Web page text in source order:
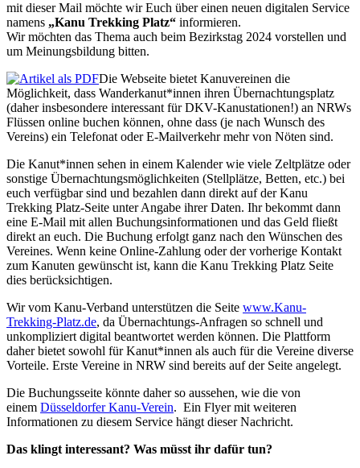
mit dieser Mail möchte wir Euch über einen neuen digitalen Service
namens „Kanu Trekking Platz“ informieren.
Wir möchten das Thema auch beim Bezirkstag 2024 vorstellen und
um Meinungsbildung bitten.
Die Webseite bietet Kanuvereinen die
Möglichkeit, dass Wanderkanut*innen ihren Übernachtungsplatz
(daher insbesondere interessant für DKV-Kanustationen!) an NRWs
Flüssen online buchen können, ohne dass (je nach Wunsch des
Vereins) ein Telefonat oder E-Mailverkehr mehr von Nöten sind.
Die Kanut*innen sehen in einem Kalender wie viele Zeltplätze oder
sonstige Übernachtungsmöglichkeiten (Stellplätze, Betten, etc.) bei
euch verfügbar sind und bezahlen dann direkt auf der Kanu
Trekking Platz-Seite unter Angabe ihrer Daten. Ihr bekommt dann
eine E-Mail mit allen Buchungsinformationen und das Geld fließt
direkt an euch. Die Buchung erfolgt ganz nach den Wünschen des
Vereines. Wenn keine Online-Zahlung oder der vorherige Kontakt
zum Kanuten gewünscht ist, kann die Kanu Trekking Platz Seite
dies berücksichtigen.
Wir vom Kanu-Verband unterstützen die Seite www.Kanu-
Trekking-Platz.de, da Übernachtungs-Anfragen so schnell und
unkompliziert digital beantwortet werden können. Die Plattform
daher bietet sowohl für Kanut*innen als auch für die Vereine diverse
Vorteile. Erste Vereine in NRW sind bereits auf der Seite angelegt.
Die Buchungsseite könnte daher so aussehen, wie die von
einem Düsseldorfer Kanu-Verein. Ein Flyer mit weiteren
Informationen zu diesem Service hängt dieser Nachricht.
Das klingt interessant? Was müsst ihr dafür tun?